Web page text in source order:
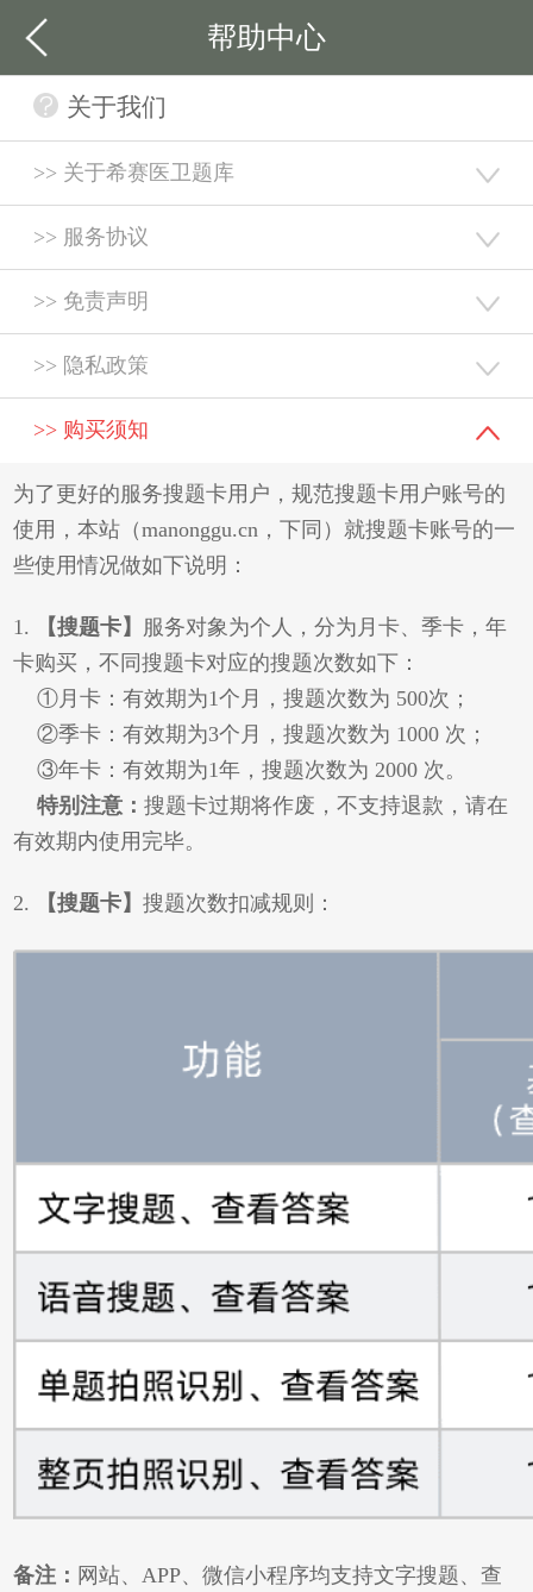
帮助中心
关于我们
>> 关于希赛医卫题库
>> 服务协议
>> 免责声明
>> 隐私政策
>> 购买须知
为了更好的服务搜题卡用户，规范搜题卡用户账号的
使用，本站（manonggu.cn，下同）就搜题卡账号的一
些使用情况做如下说明：
1. 【搜题卡】 服务对象为个人，分为月卡、季卡，年
卡购买，不同搜题卡对应的搜题次数如下：
①月卡：有效期为1个月，搜题次数为 500次；
②季卡：有效期为3个月，搜题次数为 1000 次；
③年卡：有效期为1年，搜题次数为 2000 次。
特别注意：搜题卡过期将作废，不支持退款，请在
有效期内使用完毕。
2. 【搜题卡】搜题次数扣减规则：
备注： 网站、APP、微信小程序均支持文字搜题、查